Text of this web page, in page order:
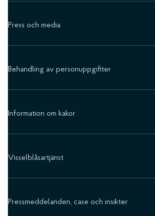
Press och media
Behandling av personuppgifiter
Information om kakor
Visselblåsartjänst
Pressmeddelanden, case och insikter